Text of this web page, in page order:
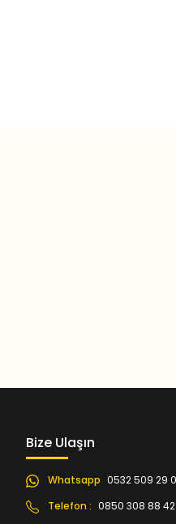
Bize Ulaşın
Whatsapp 0532 509 29
Telefon : 0850 308 88 42